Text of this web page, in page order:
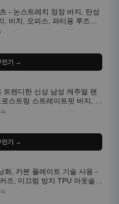
- 논스트레치 정장 바지, 탄성
, 비치, 오피스, 파티용 루즈핏
사용 가능한 캐주얼 정장 의
인기 →
트렌디한 신상 남성 캐주얼 팬
스트링 스트레이트핏 바지, 한
높은 아웃도어 및 정장용, 발
인기 →
화, 카본 플레이트 기술 사용 -
즈, 미끄럼 방지 TPU 아웃솔,
플 그라데이션, 헬스, 트레이
용, 모든 계절에 적합